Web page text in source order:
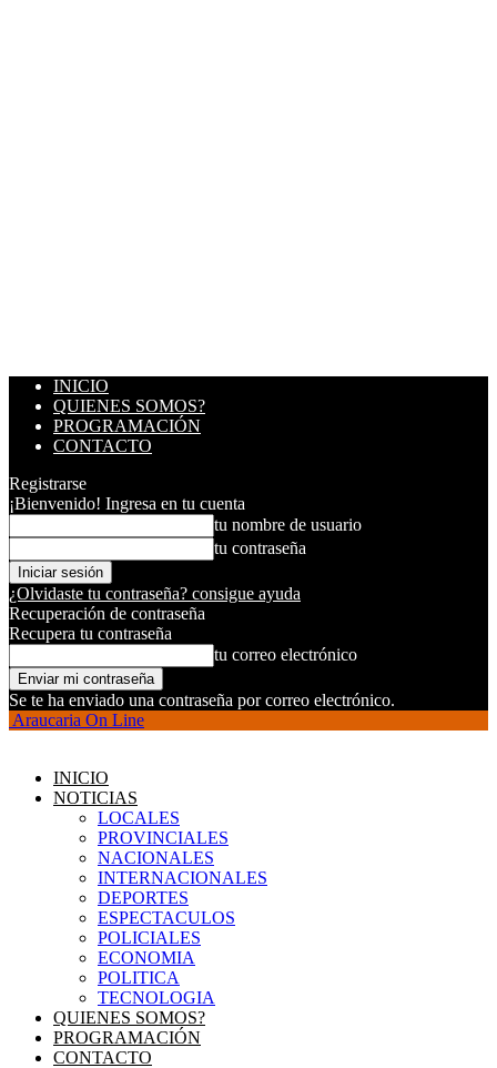
INICIO
QUIENES SOMOS?
PROGRAMACIÓN
CONTACTO
Registrarse
¡Bienvenido! Ingresa en tu cuenta
tu nombre de usuario
tu contraseña
¿Olvidaste tu contraseña? consigue ayuda
Recuperación de contraseña
Recupera tu contraseña
tu correo electrónico
Se te ha enviado una contraseña por correo electrónico.
Araucaria On Line
INICIO
NOTICIAS
LOCALES
PROVINCIALES
NACIONALES
INTERNACIONALES
DEPORTES
ESPECTACULOS
POLICIALES
ECONOMIA
POLITICA
TECNOLOGIA
QUIENES SOMOS?
PROGRAMACIÓN
CONTACTO